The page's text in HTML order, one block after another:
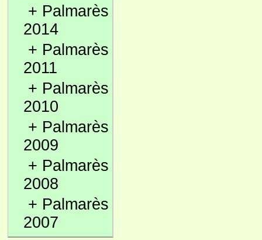
+ Palmarès
2014
+ Palmarès
2011
+ Palmarès
2010
+ Palmarès
2009
+ Palmarès
2008
+ Palmarès
2007